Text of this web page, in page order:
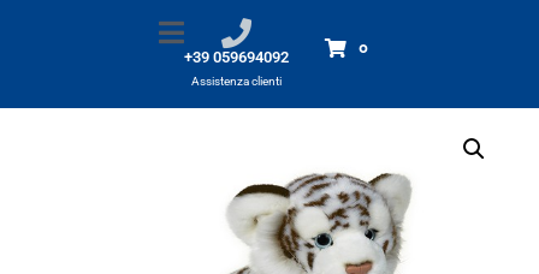
+39 059694092
Assistenza clienti
0
Prodotti Tigre bianca 40cm